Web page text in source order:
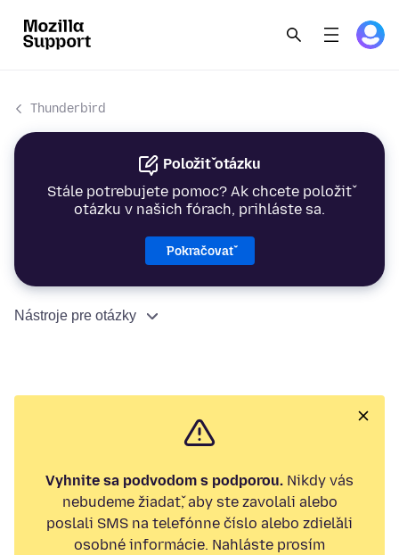
Thunderbird
Položiť otázku
Stále potrebujete pomoc? Ak chcete položiť
otázku v našich fórach, prihláste sa.
Pokračovať
Nástroje pre otázky
Vyhnite sa podvodom s podporou. Nikdy vás
nebudeme žiadať, aby ste zavolali alebo
poslali SMS na telefónne číslo alebo zdieľali
osobné informácie. Nahláste prosím